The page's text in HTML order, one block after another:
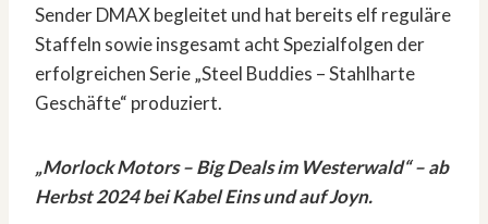
Sender DMAX begleitet und hat bereits elf reguläre
Staffeln sowie insgesamt acht Spezialfolgen der
erfolgreichen Serie „Steel Buddies – Stahlharte
Geschäfte“ produziert.
„Morlock Motors – Big Deals im Westerwald“ – ab
Herbst 2024 bei Kabel Eins und auf Joyn.